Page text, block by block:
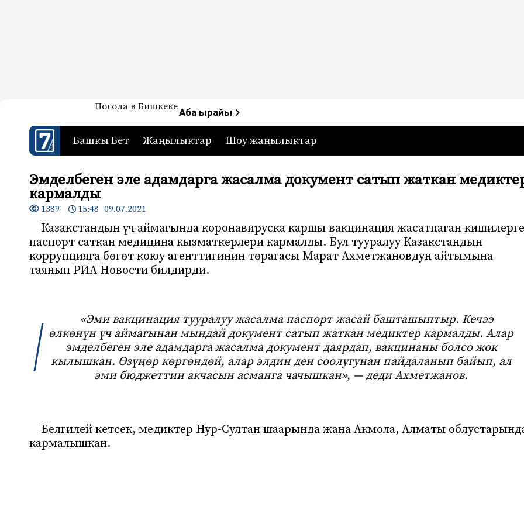
7-канал. Жаңылыктар — Кыргызстан
Жаңылыктар — Кыргызстан
Погода в БишкекеАба ырайы
Башкы Бет Жаңылыктар Шоу жаңылыктар
Эмделбеген эле адамдарга жасалма документ сатып жаткан
кармалды
1389 15:48 09.07.2021
Казакстандын үч аймагында коронавируска каршы вакцинация жасатпаган кишилерге
паспорт саткан медицина кызматкерлери кармалды. Бул тууралуу Казакстандын
коррупцияга бөгөт коюу агенттигинин төрагасы Марат Ахметжановдун айтымына
таянып РИА Новости билдирди.
«Эми вакцинация тууралуу жасалма паспорт жасай башташыптыр. Кечээ
өлкөнүн үч аймагынан мындай документ сатып жаткан медиктер кармалды. Алар
эмделбеген эле адамдарга жасалма документ даярдап, вакцинаны болсо жок
кылышкан. Өзүңөр көргөндөй, алар элдин ден соолугунан пайдаланып байып, ал
эми бюджеттин акчасын асманга чачышкан», — деди Ахметжанов.
Белгилей кетсек, медиктер Нур-Султан шаарында жана Акмола, Алматы
кармалышкан.